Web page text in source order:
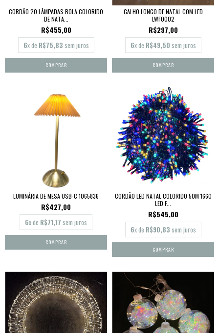
CORDÃO 20 LÂMPADAS BOLA COLORIDO
DE NATA...
R$455,00
6x de R$75,83 sem juros
GALHO LONGO DE NATAL COM LED
LWF0002
R$297,00
6x de R$49,50 sem juros
LUMINÁRIA DE MESA USB-C 1065836
R$427,00
6x de R$71,17 sem juros
CORDÃO LED NATAL COLORIDO 50M 1660
LED F...
R$545,00
6x de R$90,83 sem juros